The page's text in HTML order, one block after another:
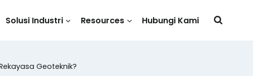
Solusi Industri Resources Hubungi Kami
Geoteknik?